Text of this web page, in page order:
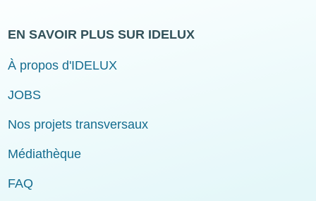
EN SAVOIR PLUS SUR IDELUX
À propos d'IDELUX
JOBS
Nos projets transversaux
Médiathèque
FAQ